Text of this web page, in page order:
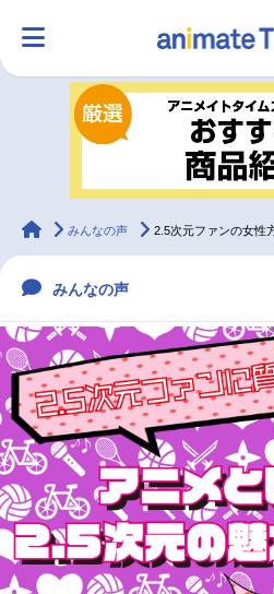
ランキング
ラジオ
2.5次元 配信・Vtuber
最新記事一覧
アニメ記事一覧
アニメ映画一覧
今期アニメ曜日別一覧
animateTimes
みんなの声 2.5次元ファンの女性方に質問
みんなの声